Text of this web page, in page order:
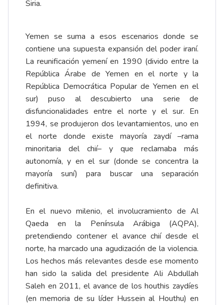
Siria.
Yemen se suma a esos escenarios donde se
contiene una supuesta expansión del poder iraní.
La reunificación yemení en 1990 (divido entre la
República Árabe de Yemen en el norte y la
República Democrática Popular de Yemen en el
sur) puso al descubierto una serie de
disfuncionalidades entre el norte y el sur. En
1994, se produjeron dos levantamientos, uno en
el norte donde existe mayoría zaydí –rama
minoritaria del chií– y que reclamaba más
autonomía, y en el sur (donde se concentra la
mayoría suní) para buscar una separación
definitiva.
En el nuevo milenio, el involucramiento de Al
Qaeda en la Península Arábiga (AQPA),
pretendiendo contener el avance chií desde el
norte, ha marcado una agudización de la violencia.
Los hechos más relevantes desde ese momento
han sido la salida del presidente Ali Abdullah
Saleh en 2011, el avance de los houthis zaydíes
(en memoria de su líder Hussein al Houthu) en